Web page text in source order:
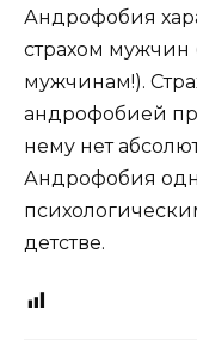
Андрофобия
страхом мужчин
мужчинам!).
андрофобией
нему нет
Андрофобия
детстве.